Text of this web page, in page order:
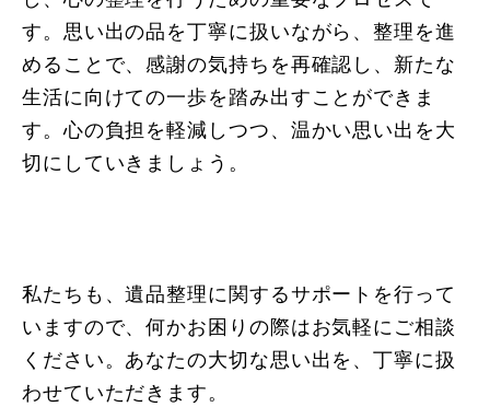
す。思い出の品を丁寧に扱いながら、整理を進
めることで、感謝の気持ちを再確認し、新たな
生活に向けての一歩を踏み出すことができま
す。心の負担を軽減しつつ、温かい思い出を大
切にしていきましょう。
私たちも、遺品整理に関するサポートを行って
いますので、何かお困りの際はお気軽にご相談
ください。あなたの大切な思い出を、丁寧に扱
わせていただきます。